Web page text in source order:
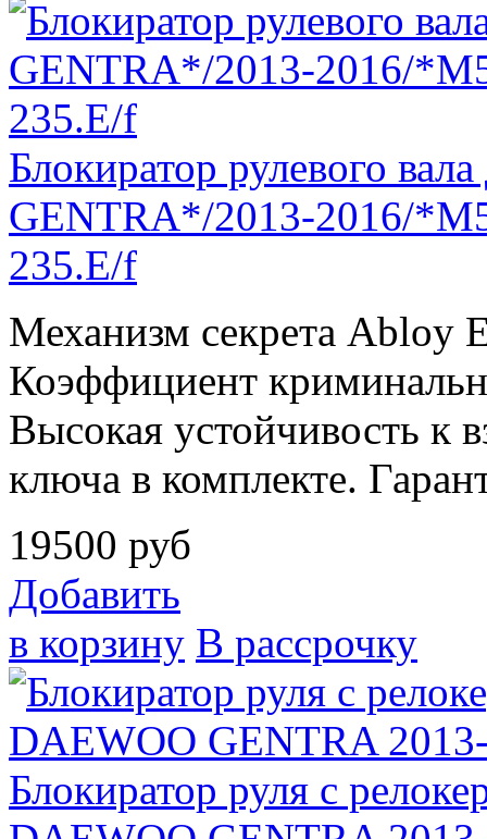
Блокиратор рулевого
GENTRA*/2013-2016/
235.E/f
Механизм секрета Abloy
Коэффициент
Высокая устойчивость к
ключа в комплекте.
19500 руб
Добавить
в корзину В рассрочку
Блокиратор руля с